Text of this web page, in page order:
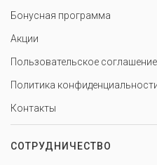
Бонусная программа
Акции
Пользовательское соглашение
Политика
Контакты
СОТРУДНИЧЕСТВО